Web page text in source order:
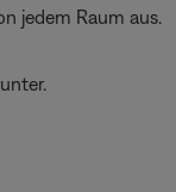
jedem Raum aus.